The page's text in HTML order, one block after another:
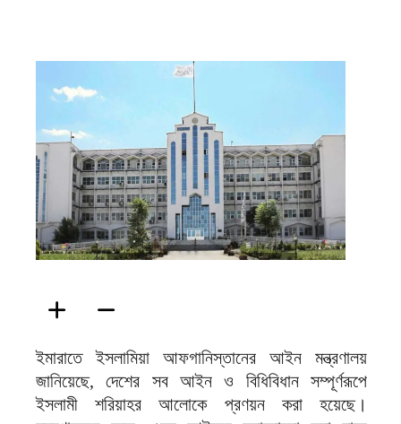
ইমারাতে ইসলামিয়া আফগানিস্তানের আইন মন্ত্রণালয়
জানিয়েছে, দেশের সব আইন ও বিধিবিধান সম্পূর্ণরূপে
ইসলামী শরিয়াহর আলোকে প্রণয়ন করা হয়েছে।